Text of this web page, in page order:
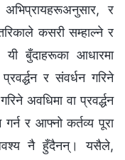
अभिप्रायहरूअनुसार, र
कसरी सम्हाल्ने र
बुँदाहरूका आधारमा
र संवर्धन गरिने
अवधिमा वा प्रवर्द्धन
र आफ्नो कर्तव्य पूरा
अवश्य नै हुँदैनन्। यसैले,